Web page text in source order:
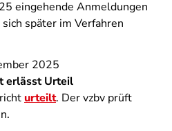
eingehende Anmeldungen
später im Verfahren
2025
erlässt Urteil
urteilt. Der vzbv prüft